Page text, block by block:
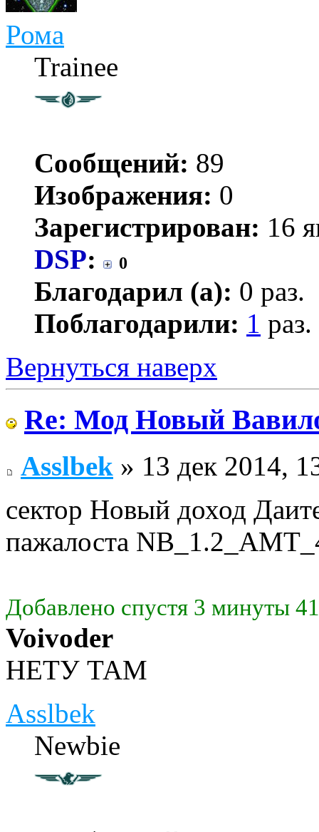
Рома
Trainee
Сообщений: 89
Изображения: 0
Зарегистрирован: 16
DSP: 0
Благодарил (а): 0 раз.
Поблагодарили: 1 раз.
Вернуться наверх
Re: Мод Новый
Asslbek » 13 дек 2014,
сектор Новый доход
пажалоста
Добавлено спустя 3 минуты
Voivoder
НЕТУ ТАМ
Asslbek
Newbie